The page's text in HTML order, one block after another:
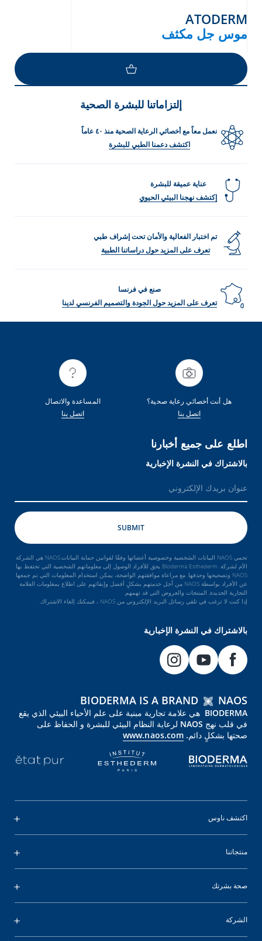
ATODERM
موس جل مكثف
إلتزاماتنا للبشرة الصحية
نعمل معاً مع أخصائي الرعاية الصحية منذ ٤٠ عاماً
اكتشف دعمنا الطبي للبشرة
عناية عميقة للبشرة
إكتشف نهجنا البيئي الحيوي
تم اختبار الفعالية والأمان تحت إشراف طبي
تعرف على المزيد حول دراساتنا الطبية
صنع في فرنسا
تعرف على المزيد حول الجودة والتصميم الفرنسي لدينا
هل أنت أخصائي رعاية صحية؟
اتصل بنا
المساعدة والاتصال
اتصل بنا
اطلع على جميع أخبارنا
بالاشتراك في النشرة الإخبارية
تحمي NAOS البيانات الشخصية وخصوصية أعضائها وفقًا لقوانين حماية البيانات.NAOS هي الشركة
الأم لشركة .Bioderma Esthederm يحق للأفراد الوصول إلى معلوماتهم الشخصية التي تحتفظ بها
NAOS وتصحيحها وحذفها. مع مراعاة موافقتهم الواضحة، يمكن استخدام المعلومات التي تم جمعها
عن الأفراد بواسطة NAOS من أجل خدمتهم بشكلٍ أفضل وإبقائهم على اطلاع بمعلومات العلامة
التجارية الجديدة, المنتجات والعروض التي قد تهمهم.
إذا كنت لا ترغب في تلقي رسائل البريد الإلكتروني من NAOS ، فيمكنك إلغاء الاشتراك.
بالاشتراك في النشرة الإخبارية
BIODERMA IS A BRAND NAOS
BIODERMA هي علامة تجارية مبنية على علم الأحياء البيئي الذي يقع
في قلب نهج NAOS لرعاية النظام البيئي للبشرة و الحفاظ على
صحتها بشكلٍ دائم. www.naos.com
اكتشف ناوس
منتجاتنا
صحة بشرتك
الشركة